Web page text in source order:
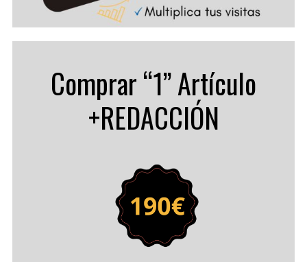
Comprar “1” Artículo
+REDACCIÓN